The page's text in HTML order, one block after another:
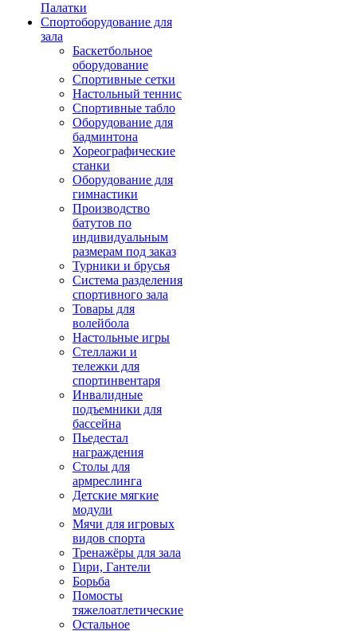
Палатки
Спортоборудование для
зала
Баскетбольное
оборудование
Спортивные сетки
Настольный теннис
Спортивные табло
Оборудование для
бадминтона
Хореографические
станки
Оборудование для
гимнастики
Производство
батутов по
индивидуальным
размерам под заказ
Турники и брусья
Система разделения
спортивного зала
Товары для
волейбола
Настольные игры
Стеллажи и
тележки для
спортинвентаря
Инвалидные
подъемники для
бассейна
Пьедестал
награждения
Столы для
армреслинга
Детские мягкие
модули
Мячи для игровых
видов спорта
Тренажёры для зала
Гири, Гантели
Борьба
Помосты
тяжелоатлетические
Остальное